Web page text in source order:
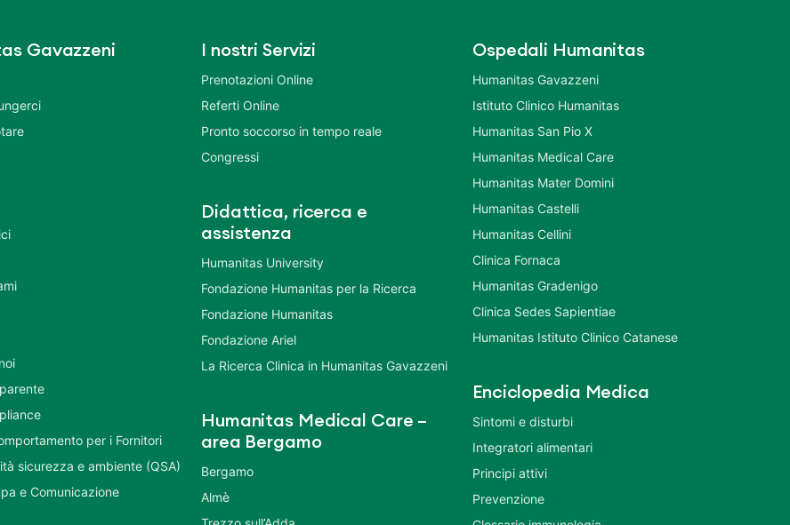
Gavazzeni
per i Fornitori
sicurezza e ambiente (QSA)
e Comunicazione
I nostri Servizi
Prenotazioni Online
Referti Online
Pronto soccorso in tempo reale
Congressi
Didattica, ricerca e
assistenza
Humanitas University
Fondazione Humanitas per la Ricerca
Fondazione Humanitas
Fondazione Ariel
La Ricerca Clinica in Humanitas Gavazzeni
Humanitas Medical Care –
area Bergamo
Bergamo
Almè
Ospedali Humanitas
Humanitas Gavazzeni
Istituto Clinico Humanitas
Humanitas San Pio X
Humanitas Medical Care
Humanitas Mater Domini
Humanitas Castelli
Humanitas Cellini
Clinica Fornaca
Humanitas Gradenigo
Clinica Sedes Sapientiae
Humanitas Istituto Clinico Catanese
Enciclopedia Medica
Sintomi e disturbi
Integratori alimentari
Principi attivi
Prevenzione